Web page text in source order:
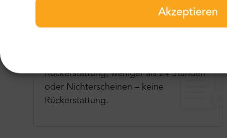
Akzeptieren
Rückerstattung, weniger als 24 Stunden
oder Nichterscheinen – keine
Rückerstattung.